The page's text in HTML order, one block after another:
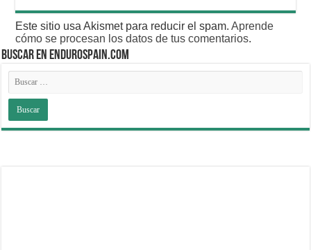
Este sitio usa Akismet para reducir el spam.Aprende
cómo se procesan los datos de tus comentarios.
BUSCAR EN ENDUROSPAIN.COM